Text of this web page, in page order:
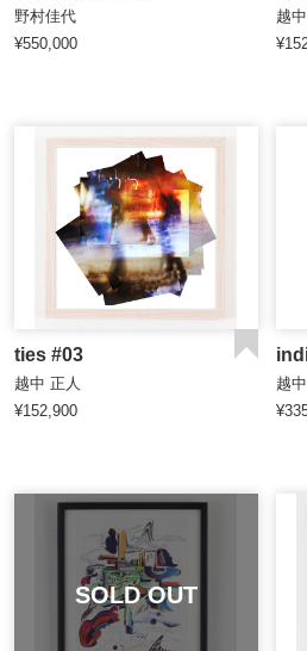
野村佳代
¥550,000
越
ties #03
越中 正人
¥152,900
越
SOLD OUT